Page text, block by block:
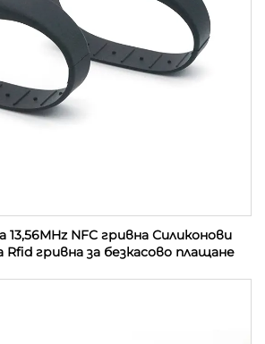
NFC гривна Силиконови
Rfid гривна за безкасово плащане